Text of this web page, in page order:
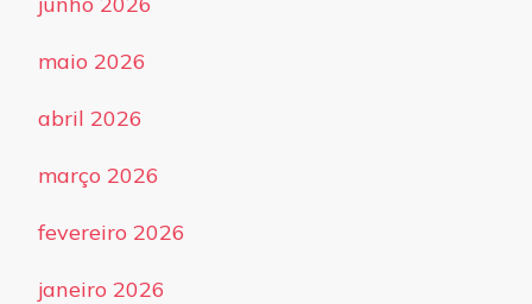
maio 2026
abril 2026
março 2026
fevereiro 2026
janeiro 2026